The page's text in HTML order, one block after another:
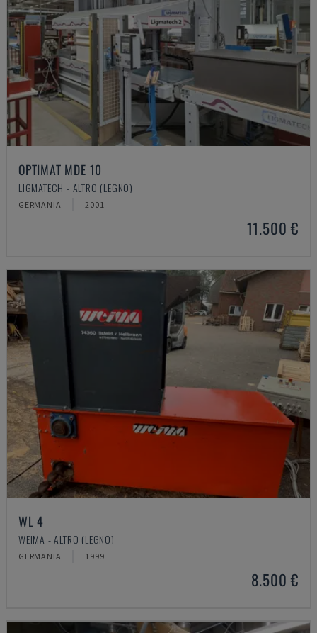
OPTIMAT MDE 10
LIGMATECH - ALTRO (LEGNO)
GERMANIA 2001
11.500 €
WL 4
WEIMA - ALTRO (LEGNO)
GERMANIA 1999
8.500 €